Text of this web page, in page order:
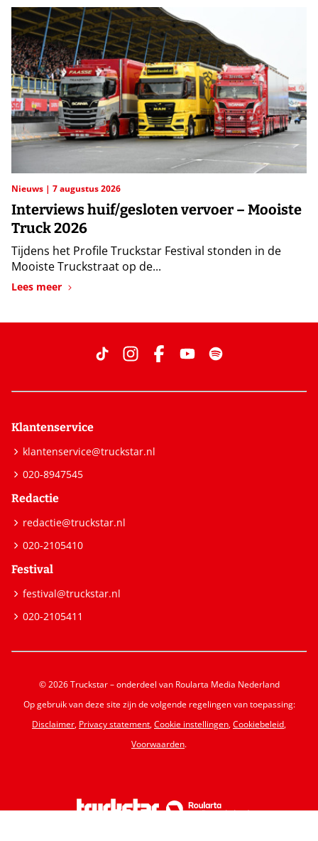
Nieuws 7 augustus 2026
Interviews huif/gesloten vervoer – Mooiste
Truck 2026
Tijdens het Profile Truckstar Festival stonden in de
Mooiste Truckstraat op de...
Lees meer
Klantenservice
klantenservice@truckstar.nl
020-8947545
Redactie
redactie@truckstar.nl
020-2105410
Festival
festival@truckstar.nl
020-2105411
© 2026 Truckstar – onderdeel van Roularta Media Nederland
Op gebruik van deze site zijn de volgende regelingen van toepassing:
Disclaimer, Privacy statement,Cookie instellingen,Cookiebeleid,
Voorwaarden.